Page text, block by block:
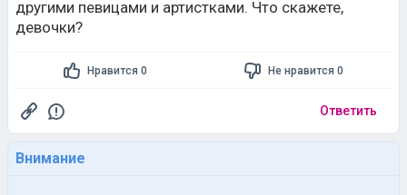
другими певицами и артистками. Что скажете,
девочки?
Нравится 0 Не нравится 0
Ответить
Внимание